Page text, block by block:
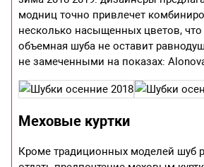
модниц точно привлечет
несколько насыщенных цветов,
объемная шуба не оставит
не замеченными на показах:
Меховые куртки
Кроме традиционных моделей шуб